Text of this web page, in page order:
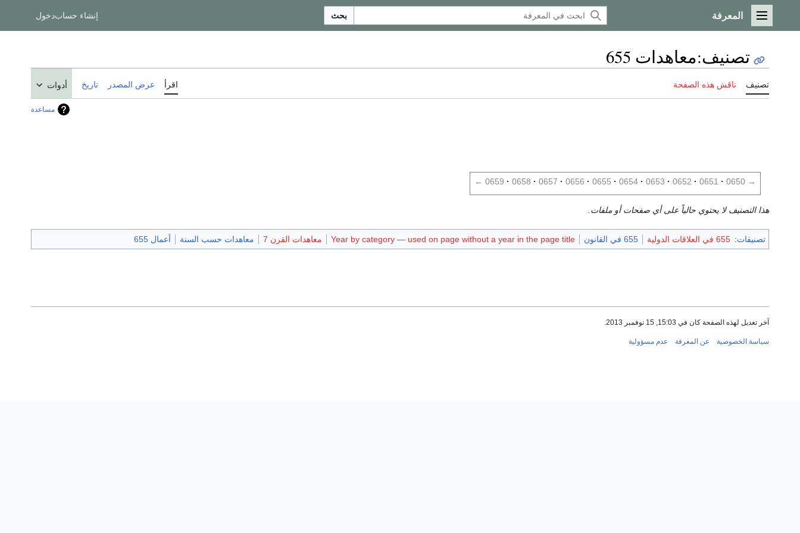
القائمة الرئيسية
المعرفة بحث إنشاء حسابدخول
تصنيف:معاهدات 655
تصنيف ناقش هذه الصفحة اقرأ عرض المصدر تاريخ أدوات
مساعدة
→
0650
0651
0652
0653
0654
0655
0656
0657
0658
0659
←
هذا التصنيف لا يحتوي حالياً على أي صفحات أو ملفات.
تصنيفات: 655 في العلاقات الدولية 655 في القانون Year by category — used on page without a year in the page title معاهدات القرن 7 معاهدات حسب السنة أعمال 655
آخر تعديل لهذه الصفحة كان في 15:03, 15 نوفمبر 2013.
سياسة الخصوصية عن المعرفة عدم مسؤولية